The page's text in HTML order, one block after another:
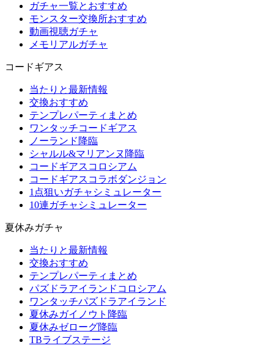
ガチャ一覧とおすすめ
モンスター交換所おすすめ
動画視聴ガチャ
メモリアルガチャ
コードギアス
当たりと最新情報
交換おすすめ
テンプレパーティまとめ
ワンタッチコードギアス
ノーランド降臨
シャルル&マリアンヌ降臨
コードギアスコロシアム
コードギアスコラボダンジョン
1点狙いガチャシミュレーター
10連ガチャシミュレーター
夏休みガチャ
当たりと最新情報
交換おすすめ
テンプレパーティまとめ
パズドラアイランドコロシアム
ワンタッチパズドラアイランド
夏休みガイノウト降臨
夏休みゼローグ降臨
TBライブステージ